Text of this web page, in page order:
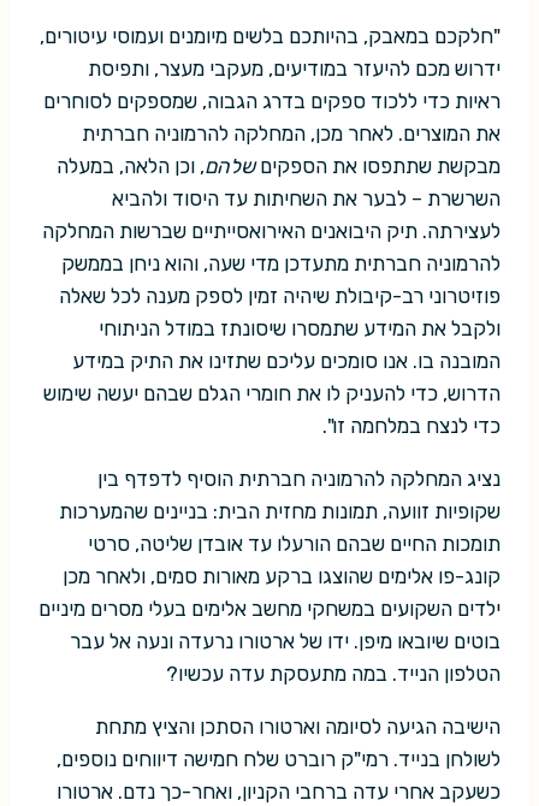
"חלקכם במאבק, בהיותכם בלשים מיומנים ועמוסי עיטורים,
ידרוש מכם להיעזר במודיעים, מעקבי מעצר, ותפיסת
ראיות כדי ללכוד ספקים בדרג הגבוה, שמספקים לסוחרים
את המוצרים. לאחר מכן, המחלקה להרמוניה חברתית
מבקשת שתתפסו את הספקיםשלהם, וכן הלאה, במעלה
השרשרת – לבער את השחיתות עד היסוד ולהביא
לעצירתה. תיק היבואנים האירואסייתיים שברשות המחלקה
להרמוניה חברתית מתעדכן מדי שעה, והוא ניחן בממשק
פוזיטרוני רב-קיבולת שיהיה זמין לספק מענה לכל שאלה
ולקבל את המידע שתמסרו שיסונתז במודל הניתוחי
המובנה בו. אנו סומכים עליכם שתזינו את התיק במידע
הדרוש, כדי להעניק לו את חומרי הגלם שבהם יעשה שימוש
כדי לנצח במלחמה זו".
נציג המחלקה להרמוניה חברתית הוסיף לדפדף בין
שקופיות זוועה, תמונות מחזית הבית: בניינים שהמערכות
תומכות החיים שבהם הורעלו עד אובדן שליטה, סרטי
קונג-פו אלימים שהוצגו ברקע מאורות סמים, ולאחר מכן
ילדים השקועים במשחקי מחשב אלימים בעלי מסרים מיניים
בוטים שיובאו מיפן. ידו של ארטורו נרעדה ונעה אל עבר
הטלפון הנייד. במה מתעסקת עדה עכשיו?
הישיבה הגיעה לסיומה וארטורו הסתכן והציץ מתחת
לשולחן בנייד. רמי"ק רוברט שלח חמישה דיווחים נוספים,
כשעקב אחרי עדה ברחבי הקניון, ואחר-כך נדם. ארטורו